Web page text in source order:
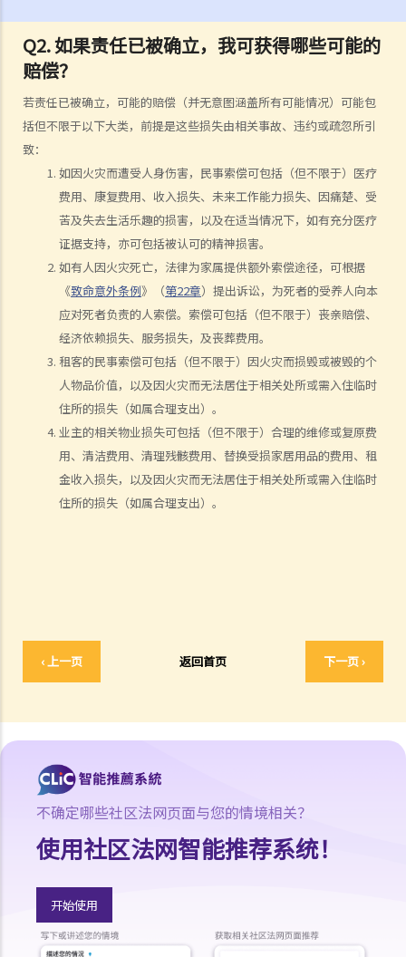
Q2. 如果责任已被确立，我可获得哪些可能的
赔偿？
若责任已被确立，可能的赔偿（并无意图涵盖所有可能情况）可能包
括但不限于以下大类，前提是这些损失由相关事故、违约或疏忽所引
致：
如因火灾而遭受人身伤害，民事索偿可包括（但不限于）医疗
费用、康复费用、收入损失、未来工作能力损失、因痛楚、受
苦及失去生活乐趣的损害，以及在适当情况下，如有充分医疗
证据支持，亦可包括被认可的精神损害。
如有人因火灾死亡，法律为家属提供额外索偿途径，可根据
《致命意外条例》（第22章）提出诉讼，为死者的受养人向本
应对死者负责的人索偿。索偿可包括（但不限于）丧亲赔偿、
经济依赖损失、服务损失，及丧葬费用。
租客的民事索偿可包括（但不限于）因火灾而损毁或被毁的个
人物品价值，以及因火灾而无法居住于相关处所或需入住临时
住所的损失（如属合理支出）。
业主的相关物业损失可包括（但不限于）合理的维修或复原费
用、清洁费用、清理残骸费用、替换受损家居用品的费用、租
金收入损失，以及因火灾而无法居住于相关处所或需入住临时
住所的损失（如属合理支出）。
‹ 上一页 返回首页 下一页 ›
E. 骨灰撒海
F. 遗体／骨殖／骨灰出入香港
人身伤亡
伤者本人
何谓「人身伤害」？
我受伤后，何时可提出申索？
如何就人身伤害提出申索？
人身伤害诉讼所涉的法律程序
1. 申索信（原告人）及建设性的答复（被告人）
2. 传讯令状
3. 申索陈述书
4. 损害赔偿陈述书
5. 抗辩书
6. 证明书（收费安排）
7. 属实申述
8. 委托专家拟备报告的守则
9. 核对表评检及案件管理问卷
10. 案件管理会议
11. 审讯前的复核
就人身伤害提出申索，是否存在时限？
我的家人在意外中身亡。我可否代表死者展开人身伤亡诉讼？在控告犯
错的一方之前，我需要依循甚么程序？
损害赔偿陈述书
涉及致命意外的申索
死因裁判法庭有甚么作用？
火灾中受伤的雇员
因工受伤以及有关补偿
赔偿责任
不确定哪些社区法网页面与您的情境相关？
使用社区法网智能推荐系统！
开始使用